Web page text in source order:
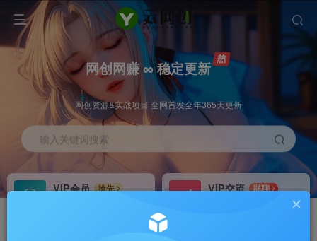
网创网赚 ∞ 稳定更新
网创资源&实战项目 全网首发全年365天更新
输入关键词搜索
VIP会员
抢先
VIP交流
群聊
研究探讨更多创业项目路子。